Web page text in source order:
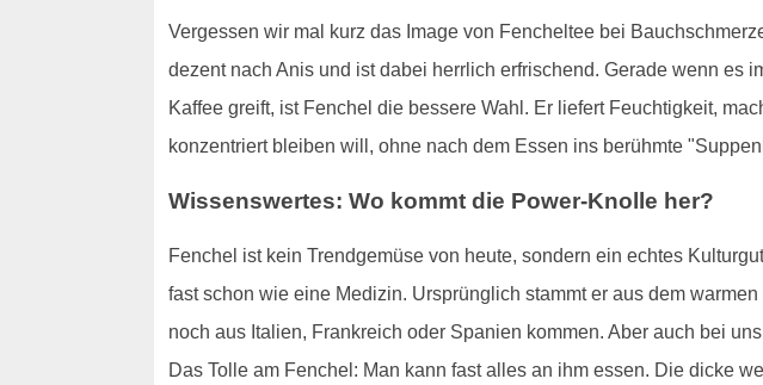
Vergessen wir mal kurz das Image von Fencheltee bei
dezent nach Anis und ist dabei herrlich erfrischend. Gerade wenn es
Kaffee greift, ist Fenchel die bessere Wahl. Er liefert Feuchtigkeit,
konzentriert bleiben will, ohne nach dem Essen ins berühmte
Wissenswertes: Wo kommt die Power-Knolle her?
Fenchel ist kein Trendgemüse von heute, sondern ein echtes
fast schon wie eine Medizin. Ursprünglich stammt er aus dem
noch aus Italien, Frankreich oder Spanien kommen. Aber auch bei
Das Tolle am Fenchel: Man kann fast alles an ihm essen. Die dicke